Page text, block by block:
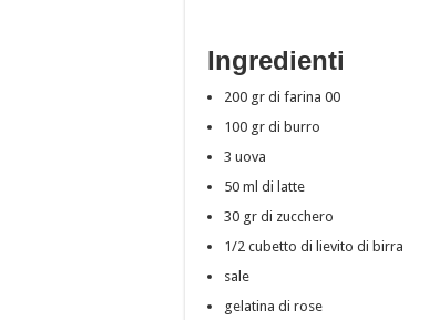
Ingredienti
200 gr di farina 00
100 gr di burro
3 uova
50 ml di latte
30 gr di zucchero
1/2 cubetto di lievito di birra
sale
gelatina di rose